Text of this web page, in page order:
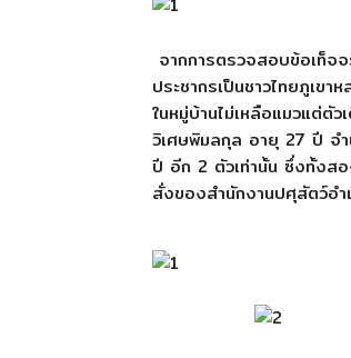
จากการตรวจสอบข้อเท็จ
ประชากรเป็นชาวไทยภูเข
ในหมู่บ้านไม่เหลือแมวแต่ตั
วิเศษพิมลกุล อายุ 27 ปี จ
ปี อีก 2 ตัวเท่านั้น ซึ่งทั้งส
สั่งของสำนักงานปศุสัตว์อำ